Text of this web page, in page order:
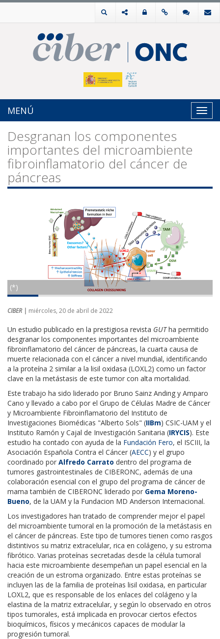
MENÚ
Desgranan los componentes
importantes del microambiente
fibroinflamatorio del cáncer de
páncreas
(*)
CIBER | miércoles, 20 de abril de 2022
Un estudio publicado en la prestigiosa revista GUTha permitido
desgranar los componentes importantes del microambiente
fibroinflamatorio del cáncer de páncreas, la cuarta causa de
muerte relacionada con el cáncer a nivel mundial, identificando
a la proteína 2 similar a la lisil oxidasa (LOXL2) como un factor
clave en la metástasis de este tumor con alta mortalidad.
Este trabajo ha sido liderado por Bruno Sainz Anding y Amparo
Cano y llevado a cabo por el Grupo de Células Madre de Cáncer
y Microambiente Fibroinflamatorio del Instituto de
Investigaciones Biomédicas "Alberto Sols" (IIBm) CSIC-UAM y el
Instituto Ramón y Cajal de Investigación Sanitaria (IRYCIS). Este
estudio ha contado con ayuda de la Fundación Fero, el ISCIII, la
Asociación Española Contra el Cáncer (AECC) y el grupo
coordinado por Alfredo Carrato dentro del programa de
tumores gastrointestinales de CIBERONC, además de una
colaboración esencial con el grupo del programa de cáncer de
mama también de CIBERONC liderado por Gema Moreno-
Bueno, de la UAM y la Fundacion MD Anderson Internacional.
Los investigadores han tratado de comprender mejor el papel
del microambiente tumoral en la promoción de la metástasis en
el cáncer de páncreas. Este tipo de tumores tienen como rasgos
distintivos su matriz extracelular, rica en colágeno, y su estroma
fibrótico. Varias proteínas secretadas desde la célula tumoral
hacia este microambiente desempeñan un papel esencial en la
creación de un estroma organizado. Entre estas proteínas se
incluyen las de la familia de proteínas lisil oxidasa, en particular
LOXL2, que es responsable de los enlaces del colágeno y la
elastina de la matriz extracelular, y según lo observado en otros
tipos tumorales, está implicada en provocar ciertos efectos
bioquímicos, físicos y mecánicos capaces de modular la
progresión tumoral.